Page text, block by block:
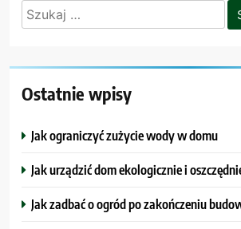
Szukaj:
Ostatnie wpisy
Jak ograniczyć zużycie wody w domu
Jak urządzić dom ekologicznie i
Jak zadbać o ogród po zakończeniu